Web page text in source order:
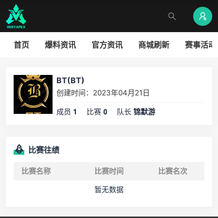
首页 爆料资讯 官方资讯 商城刷新 赛事活动
BT(BT)
创建时间：2023年04月21日
成员 1 比赛 0 队长 锦默游
比赛往绩
比赛名称 比赛时间
比赛名次
暂无数据